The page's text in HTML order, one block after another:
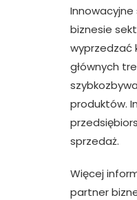
biznesie
wyprzedzać
głównych
produktów.
sprzedaż.
Więcej
partner